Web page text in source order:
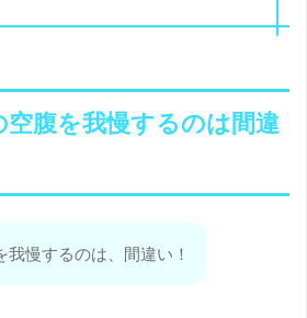
腹を我慢するのは間違
我慢するのは、間違い！